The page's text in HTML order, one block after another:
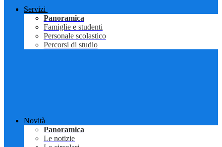
Servizi
Panoramica
Famiglie e studenti
Personale scolastico
Percorsi di studio
Novità
Panoramica
Le notizie